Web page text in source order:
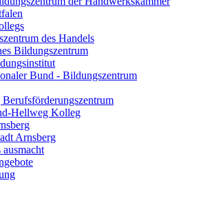
des Handels
Bildungszentrum
Bund - Bildungszentrum
Hellweg Kolleg
Arnsberg
ausmacht